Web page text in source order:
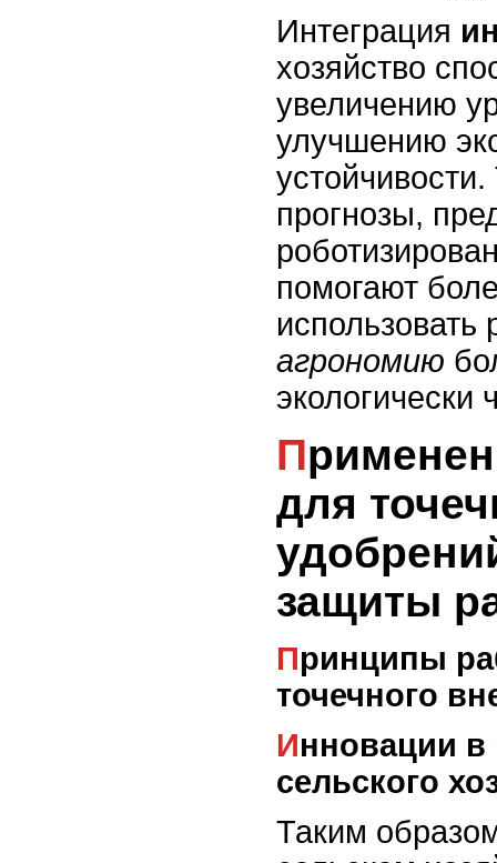
Интеграция
хозяйство
увеличению
улучшению
прогнозы,
помогают
использовать
агрономию
экологически
Применение роботов
для
защиты
Принципы работы роботов для
точечного
Инновации в робототехнике для
сельского
Таким